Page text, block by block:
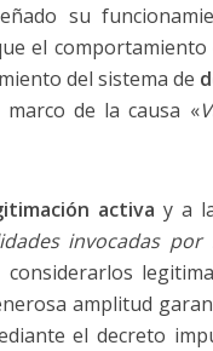
su
el comportamiento
del sistema de
de la causa «
activa y a
invocadas por
amplitud
el decreto